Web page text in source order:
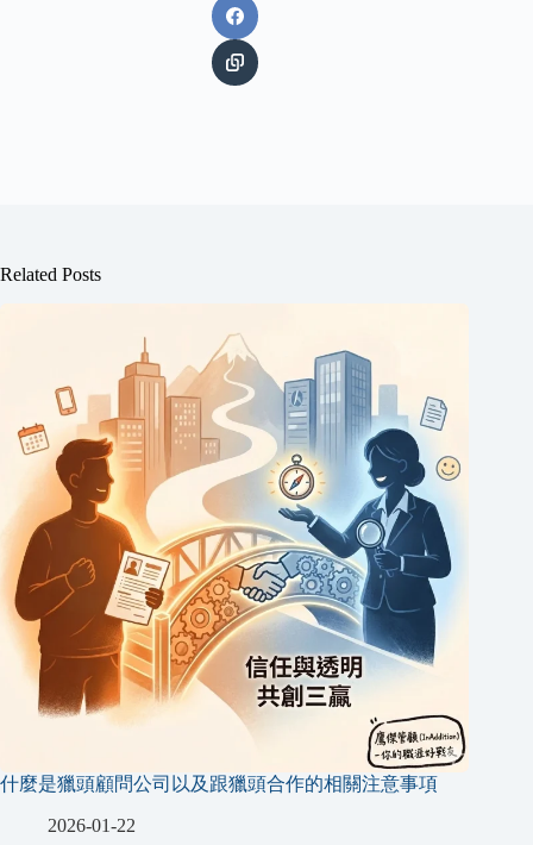
Related Posts
什麼是獵頭顧問公司以及跟獵頭合作的相關注意事項
2026-01-22